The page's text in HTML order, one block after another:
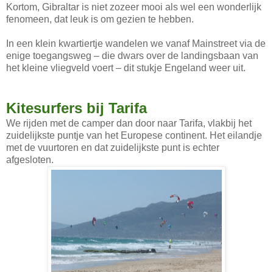
Kortom, Gibraltar is niet zozeer mooi als wel een wonderlijk
fenomeen, dat leuk is om gezien te hebben.
In een klein kwartiertje wandelen we vanaf Mainstreet via de
enige toegangsweg – die dwars over de landingsbaan van
het kleine vliegveld voert – dit stukje Engeland weer uit.
Kitesurfers bij Tarifa
We rijden met de camper dan door naar Tarifa, vlakbij het
zuidelijkste puntje van het Europese continent. Het eilandje
met de vuurtoren en dat zuidelijkste punt is echter
afgesloten.